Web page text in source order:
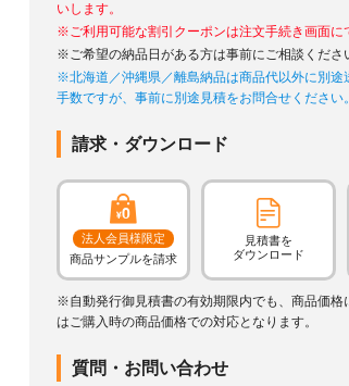
いします。
※ご利用可能な割引クーポンは注文手続き画面に
※ご希望の納品日がある方は事前にご相談くださ
※北海道／沖縄県／離島納品は商品代以外に別途
手数ですが、事前に別途見積をお問合せください。
請求・ダウンロード
法人会員様限定
商品サンプルを請求
見積書を
ダウンロード
※自動発行御見積書の有効期限内でも、商品価格
はご購入時の商品価格での対応となります。
質問・お問い合わせ